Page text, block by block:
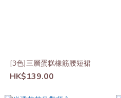
[3色]三層蛋糕橡筋腰短裙
HK$139.00